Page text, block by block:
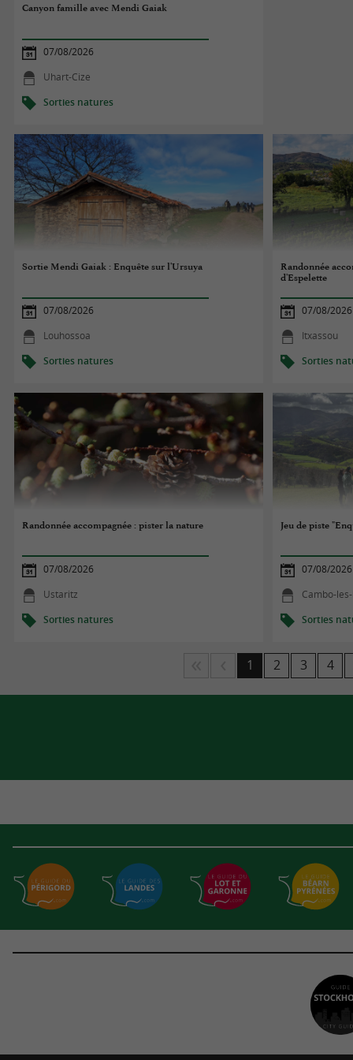
Canyon famille avec Mendi Gaiak
07/08/2026
Uhart-Cize
Sorties natures
Sortie Mendi Gaiak : Enquête sur l'Ursuya
07/08/2026
Louhossoa
Sorties natures
Randonnée
d'Espelette
07/08/2026
Itxassou
Sorties
Randonnée accompagnée : pister la nature
07/08/2026
Ustaritz
Sorties natures
Jeu de piste
07/08/2026
Cambo-
Sorties
1 2 3 4